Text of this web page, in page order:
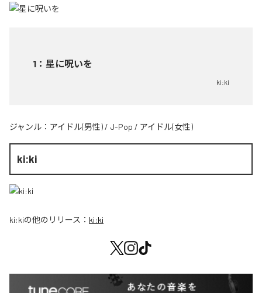
1 ： 星に呪いを
ki:ki
ジャンル： アイドル(男性) / J-Pop / アイドル(女性)
ki:ki
ki:kiの他のリリース： ki:ki